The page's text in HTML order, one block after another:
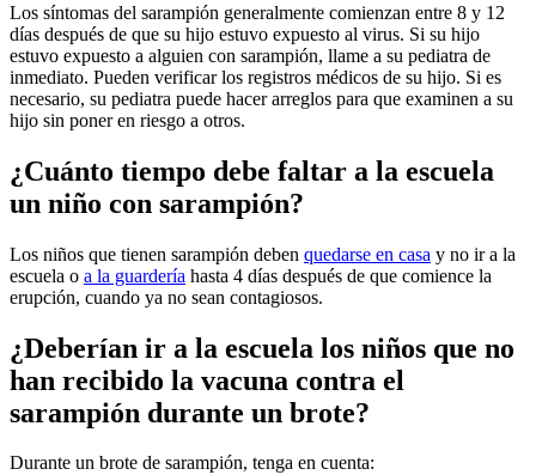
Los síntomas del sarampión generalmente comienzan entre 8 y 12
días después de que su hijo estuvo expuesto al virus. Si su hijo
estuvo expuesto a alguien con sarampión, llame a su pediatra de
inmediato. Pueden verificar los registros médicos de su hijo. Si es
necesario, su pediatra puede hacer arreglos para que examinen a su
hijo sin poner en riesgo a otros.
¿Cuánto tiempo debe faltar a la escuela
un niño con sarampión?
Los niños que tienen sarampión deben quedarse en casa y no ir a la
escuela o a la guardería hasta 4 días después de que comience la
erupción, cuando ya no sean contagiosos.
¿Deberían ir a la escuela los niños que no
han recibido la vacuna contra el
sarampión durante un brote?
Durante un brote de sarampión, tenga en cuenta: